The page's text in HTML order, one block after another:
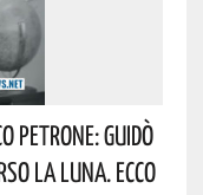
Petrone: Guidò
La Luna. Ecco